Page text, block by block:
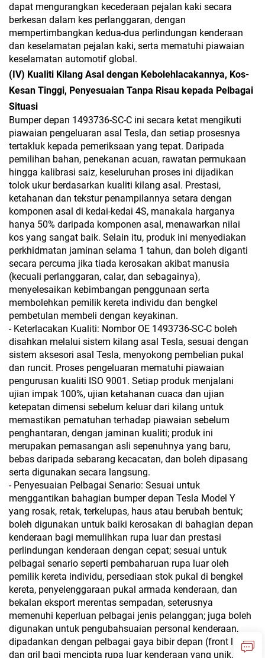
dapat mengurangkan kecederaan pejalan kaki secara
berkesan dalam kes perlanggaran, dengan
mempertimbangkan kedua-dua perlindungan kenderaan
dan keselamatan pejalan kaki, serta mematuhi piawaian
keselamatan automotif global.
(IV) Kualiti Kilang Asal dengan Kebolehlacakannya, Kos-
Kesan Tinggi, Penyesuaian Tanpa Risau kepada Pelbagai
Situasi
Bumper depan 1493736-SC-C ini secara ketat mengikuti
piawaian pengeluaran asal Tesla, dan setiap prosesnya
tertakluk kepada pemeriksaan yang tepat. Daripada
pemilihan bahan, penekanan acuan, rawatan permukaan
hingga kalibrasi saiz, keseluruhan proses ini dijadikan
tolok ukur berdasarkan kualiti kilang asal. Prestasi,
ketahanan dan tekstur penampilannya setara dengan
komponen asal di kedai-kedai 4S, manakala harganya
hanya 50% daripada komponen asal, menawarkan nilai
kos yang sangat baik. Selain itu, produk ini menyediakan
perkhidmatan jaminan selama 1 tahun, dan boleh diganti
secara percuma jika tiada kerosakan akibat manusia
(kecuali perlanggaran, calar, dan sebagainya),
menyelesaikan kebimbangan penggunaan serta
membolehkan pemilik kereta individu dan bengkel
pembetulan membeli dengan keyakinan.
- Keterlacakan Kualiti: Nombor OE 1493736-SC-C boleh
disahkan melalui sistem kilang asal Tesla, sesuai dengan
sistem aksesori asal Tesla, menyokong pembelian pukal
dan runcit. Proses pengeluaran mematuhi piawaian
pengurusan kualiti ISO 9001. Setiap produk menjalani
ujian impak 100%, ujian ketahanan cuaca dan ujian
ketepatan dimensi sebelum keluar dari kilang untuk
memastikan pematuhan terhadap piawaian sebelum
penghantaran, dengan jaminan kualiti; produk ini
merupakan pemasangan asli sepenuhnya yang baru,
bebas daripada sebarang kecacatan, dan boleh dipasang
serta digunakan secara langsung.
- Penyesuaian Pelbagai Senario: Sesuai untuk
menggantikan bahagian bumper depan Tesla Model Y
yang rosak, retak, terkelupas, haus atau berubah bentuk;
boleh digunakan untuk baiki kerosakan di bahagian depan
kenderaan bagi memulihkan rupa luar dan prestasi
perlindungan kenderaan dengan cepat; sesuai untuk
pelbagai senario seperti pembaharuan rupa luar oleh
pemilik kereta individu, persediaan stok pukal di bengkel
kereta, penyelenggaraan pukal armada kenderaan, dan
bekalan eksport merentas sempadan, seterusnya
memenuhi keperluan pelbagai jenis pelanggan; juga boleh
digunakan untuk pengubahsuaian personal kenderaan,
dipadankan dengan pelbagai gaya bibir depan (front lips)
dan gril bagi mencipta rupa luar kenderaan yang unik.